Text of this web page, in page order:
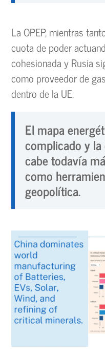
La OPEP, mientras
cuota de poder
cohesionada y Rusia
como proveedor de
dentro de la UE.
El mapa
complicado y
cabe todavía
como
geopolítica.